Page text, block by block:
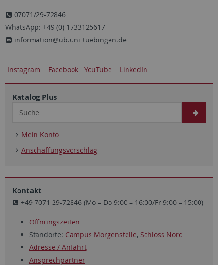
07071/29-72846
WhatsApp: +49 (0) 1733125617
information@ub.uni-tuebingen.de
Instagram Facebook YouTube LinkedIn
Katalog Plus
Mein Konto
Anschaffungsvorschlag
Kontakt
+49 7071 29-72846 (Mo – Do 9:00 – 16:00/Fr 9:00 – 15:00)
Öffnungszeiten
Standorte: Campus Morgenstelle, Schloss Nord
Adresse / Anfahrt
Ansprechpartner